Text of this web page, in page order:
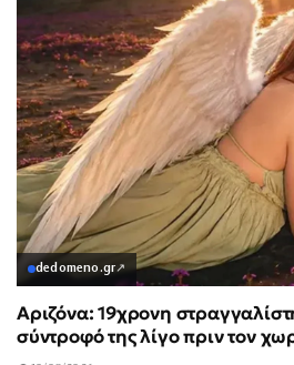
dedomeno.gr↗
Αριζόνα: 19χρονη
σύντροφό της λίγο πριν τον